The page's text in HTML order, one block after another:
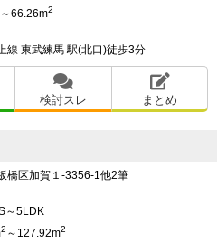
～66.26m2
線 東武練馬 駅(北口)徒歩3分
検討スレ まとめ
橋区加賀１-3356-1他2筆
～5LDK
2 ～127.92m2